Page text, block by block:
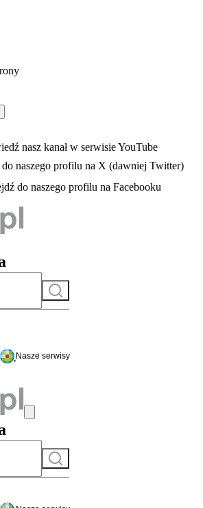
się w nowej karcie
otwiera się w nowej karcie
nasz kanał w serwisie YouTube
karcie
do naszego profilu na X (dawniej Twitter)
- otwiera się w nowej karcie
do naszego profilu na Facebooku
Szukaj
do serwisu
Nasze serwisy
Szukaj